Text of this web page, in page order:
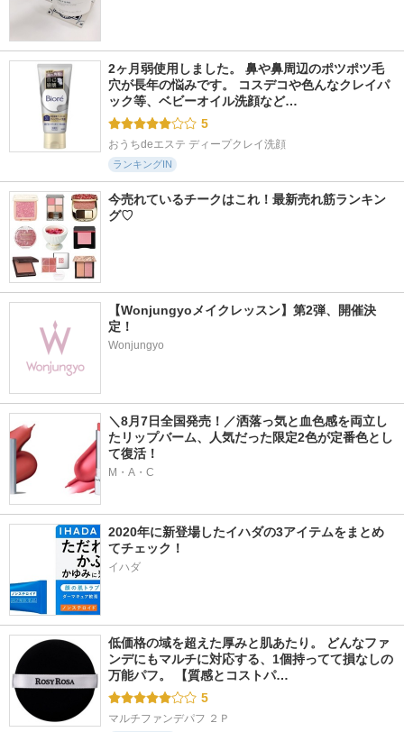
2ヶ月弱使用しました。 鼻や鼻周辺のポツポツ毛
穴が長年の悩みです。 コスデコや色んなクレイパ
ック等、ベビーオイル洗顔など…
5
おうちdeエステ ディープクレイ洗顔
ランキングIN
今売れているチークはこれ！最新売れ筋ランキン
グ♡
【Wonjungyoメイクレッスン】第2弾、開催決
定！
Wonjungyo
＼8月7日全国発売！／洒落っ気と血色感を両立し
たリップバーム、人気だった限定2色が定番色とし
て復活！
M・A・C
2020年に新登場したイハダの3アイテムをまとめ
てチェック！
イハダ
低価格の域を超えた厚みと肌あたり。 どんなファ
ンデにもマルチに対応する、1個持ってて損なしの
万能パフ。 【質感とコストパ…
5
マルチファンデパフ ２Ｐ